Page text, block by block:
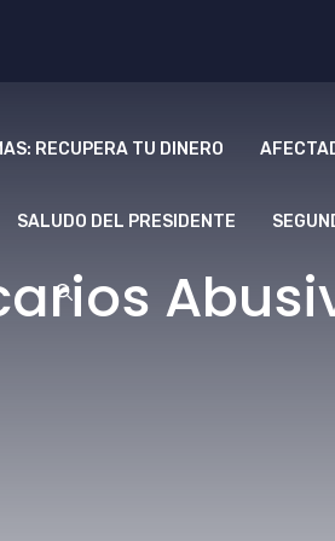
RECUPERA TU DINERO
SALUDO DEL PRESIDENTE